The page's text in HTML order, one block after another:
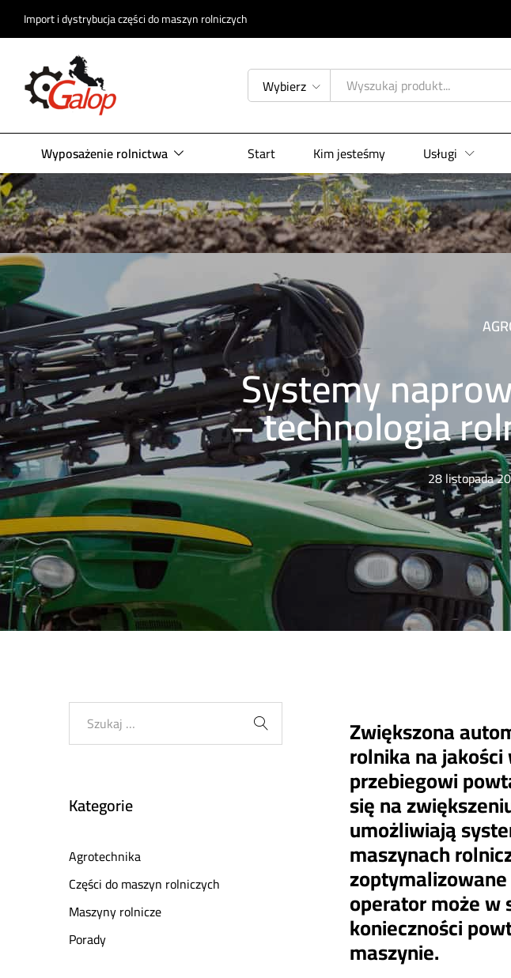
Import i dystrybucja części do maszyn rolniczych
Wybierz
Wyposażenie rolnictwa Start Kim jesteśmy Usługi
Systemy
– technologia
28 listopada
Zwiększona
rolnika na
przebiegowi
się na
umożliwiają
maszynach
operator może w
konieczności
maszynie.
Kategorie
Agrotechnika
Części do maszyn rolniczych
Maszyny rolnicze
Porady